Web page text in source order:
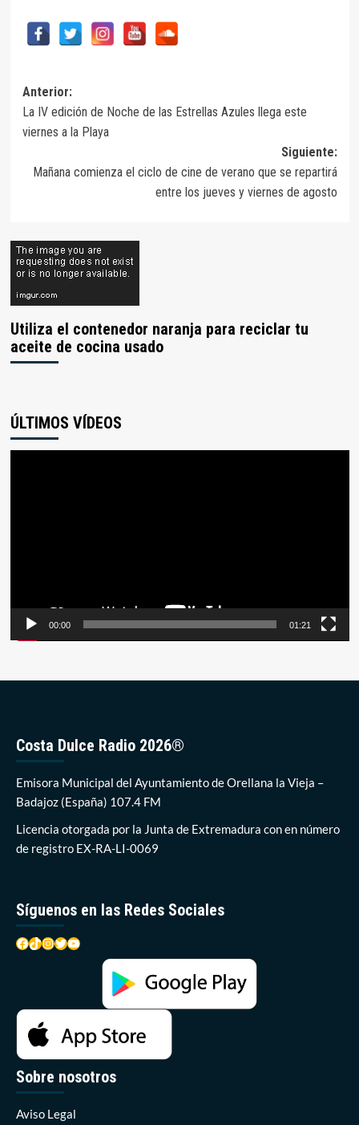
Navegación
de
entradas
Anterior:
La IV edición de Noche de las Estrellas Azules llega este
viernes a la Playa
Siguiente:
Mañana comienza el ciclo de cine de verano que se repartirá
entre los jueves y viernes de agosto
Utiliza el contenedor naranja para reciclar tu
aceite de cocina usado
ÚLTIMOS VÍDEOS
00:00 01:21
Costa Dulce Radio 2026®
Emisora Municipal del Ayuntamiento de Orellana la Vieja –
Badajoz (España) 107.4 FM
Licencia otorgada por la Junta de Extremadura con en número
de registro EX-RA-LI-0069
Síguenos en las Redes Sociales
Facebook
TikTok
Instagram
Twitter
YouTube
Sobre nosotros
Aviso Legal